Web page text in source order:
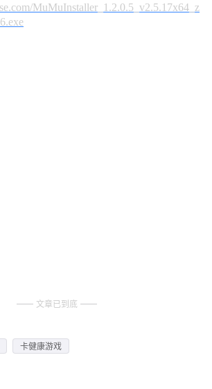
MuMuInstaller_1.2.0.5_v2.5.17x64_z
文章已到底
卡健康游戏